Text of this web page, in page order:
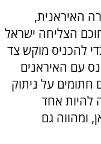
האיראנית,
הצליחה ישראל
להכניס מוקש צד
עם האיראנים
חתומים על ניתוק
להיות אחד
ומהווה גם